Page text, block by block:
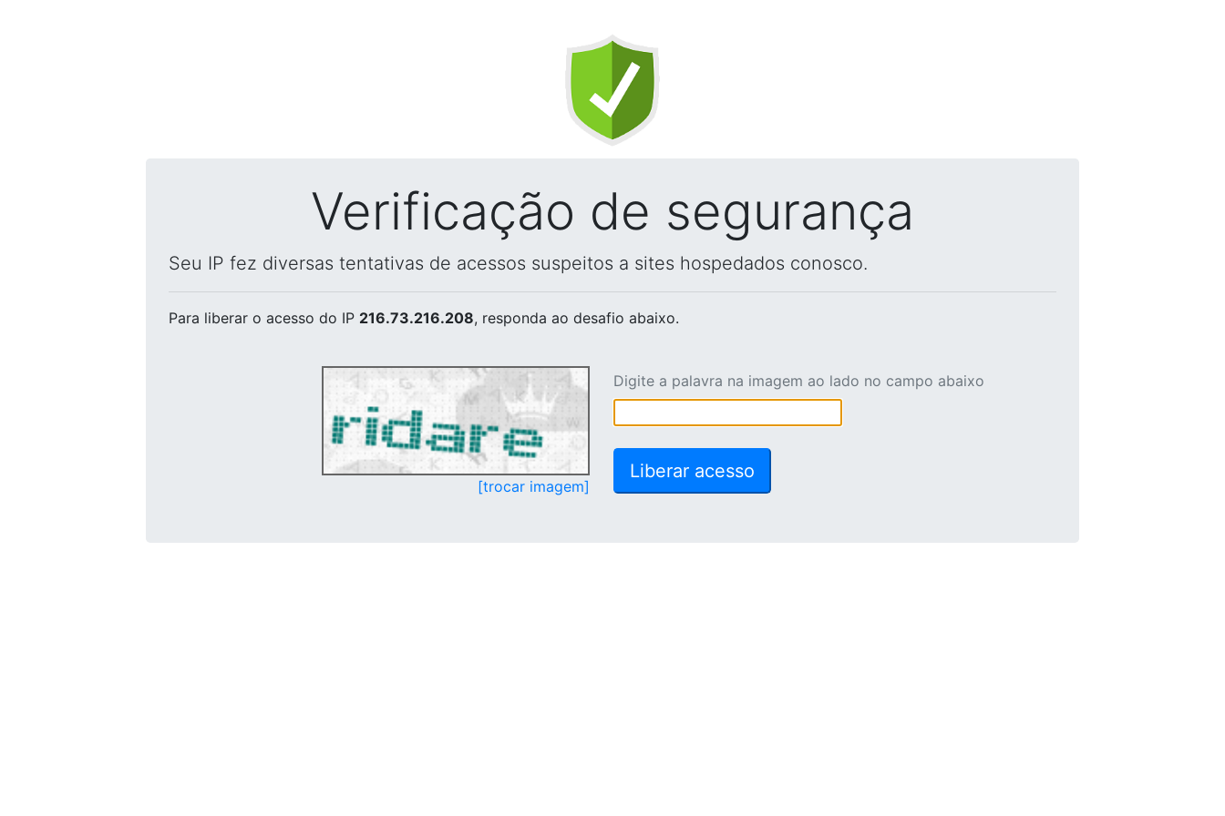
Verificação de segurança
Seu IP fez diversas tentativas de acessos suspeitos a sites hospedados conosco.
Para liberar o acesso do IP 216.73.216.208, responda ao desafio abaixo.
[trocar imagem]
Digite a palavra na imagem ao lado no campo abaixo